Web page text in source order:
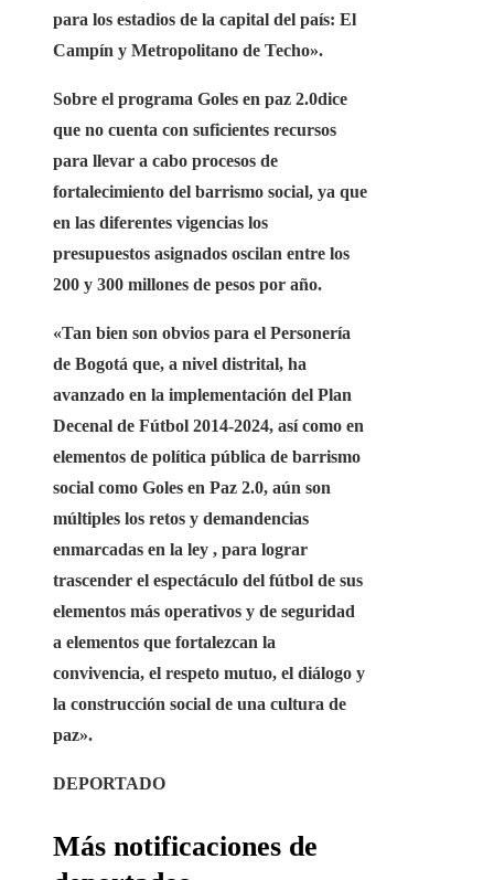
para los estadios de la capital del país: El
Campín y Metropolitano de Techo».
Sobre el programa Goles en paz 2.0dice
que no cuenta con suficientes recursos
para llevar a cabo procesos de
fortalecimiento del barrismo social, ya que
en las diferentes vigencias los
presupuestos asignados oscilan entre los
200 y 300 millones de pesos por año.
«Tan bien son obvios para el Personería
de Bogotá que, a nivel distrital, ha
avanzado en la implementación del Plan
Decenal de Fútbol 2014-2024, así como en
elementos de política pública de barrismo
social como Goles en Paz 2.0, aún son
múltiples los retos y demandencias
enmarcadas en la ley , para lograr
trascender el espectáculo del fútbol de sus
elementos más operativos y de seguridad
a elementos que fortalezcan la
convivencia, el respeto mutuo, el diálogo y
la construcción social de una cultura de
paz».
DEPORTADO
Más notificaciones de